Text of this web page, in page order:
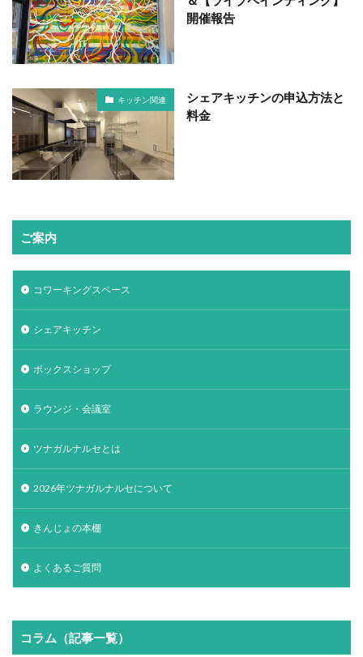
開催報告
キッチン関連
シェアキッチンの申込方法と
料金
ご案内
コワーキングスペース
シェアキッチン
ボックスショップ
ラウンジ・会議室
ツナガルナルセとは
2026年ツナガルナルセについて
きんじょの本棚
よくあるご質問
コラム（記事一覧）